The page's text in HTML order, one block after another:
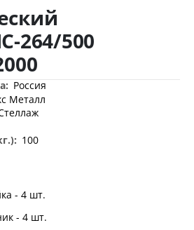
264/500
Россия
Металл
100
- 4 шт.
- 4 шт.